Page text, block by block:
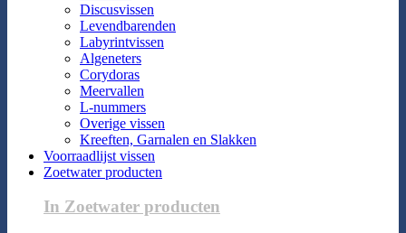
Discusvissen
Levendbarenden
Labyrintvissen
Algeneters
Corydoras
Meervallen
L-nummers
Overige vissen
Kreeften, Garnalen en Slakken
Voorraadlijst vissen
Zoetwater producten
In Zoetwater producten